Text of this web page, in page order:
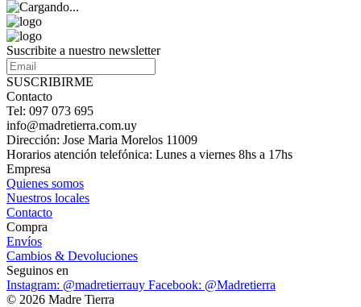
Suscribite a nuestro newsletter
SUSCRIBIRME
Contacto
Tel: 097 073 695
info@madretierra.com.uy
Dirección: Jose Maria Morelos 11009
Horarios atención telefónica: Lunes a viernes 8hs a 17hs
Empresa
Quienes somos
Nuestros locales
Contacto
Compra
Envíos
Cambios & Devoluciones
Seguinos en
Instagram: @madretierrauy Facebook: @Madretierra
© 2026 Madre Tierra